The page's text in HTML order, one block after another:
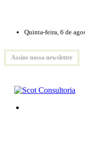
Quinta-feira, 6 de
Assine nossa newsletter